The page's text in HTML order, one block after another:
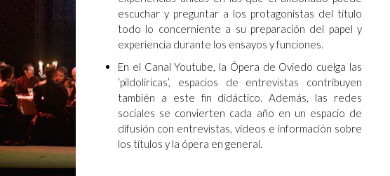
escuchar y preguntar a los protagonistas del título
todo lo concerniente a su preparación del papel y
experiencia durante los ensayos y funciones.
En el Canal Youtube, la Ópera de Oviedo cuelga las
‘pildolíricas’, espacios de entrevistas contribuyen
también a este fin didáctico. Además, las redes
sociales se convierten cada año en un espacio de
difusión con entrevistas, vídeos e información sobre
los títulos y la ópera en general.